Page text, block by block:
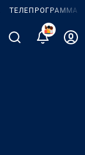
ТЕЛЕПРОГРАММА